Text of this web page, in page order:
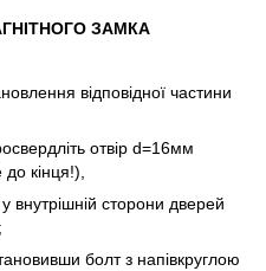
ЗАМКА
відповідної частини
отвір d=16мм
до кінця!),
внутрішній сторони дверей
болт з напівкруглою